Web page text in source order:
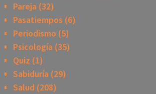
Pareja(32)
Pasatiempos (6)
Periodismo (5)
Psicología(35)
Quiz (1)
Sabiduría(29)
Salud (208)